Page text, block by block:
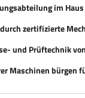
im Haus
zertifizierte
und Prüftechnik
Maschinen bürgen